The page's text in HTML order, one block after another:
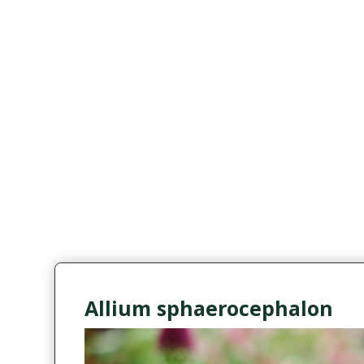
Allium sphaerocephalon